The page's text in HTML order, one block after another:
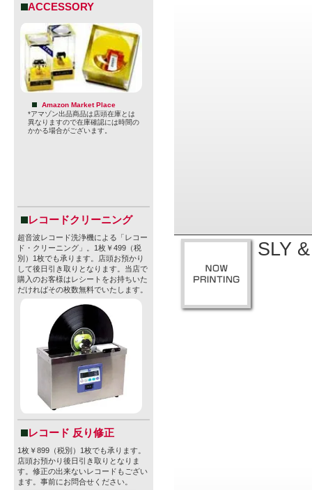
ACCESSORY
Amazon Market Place
*アマゾン出品商品は店頭在庫とは
異なりますので在庫確認には時間の
かかる場合がございます。
レコードクリーニング
超音波レコード洗浄機による「レコー
ド・クリーニング」。1枚￥499（税
別）1枚でも承ります。店頭お預かり
して後日引き取りとなります。当店で
購入のお客様はレシートをお持ちいた
だければその枚数無料でいたします。
レコード 反り修正
1枚￥899（税別）1枚でも承ります。
店頭お預かり後日引き取りとなりま
す。修正の出来ないレコードもござい
ます。事前にお問合せください。
SLY